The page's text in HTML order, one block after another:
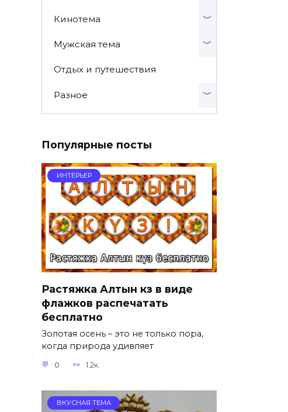
Кинотема
Мужская тема
Отдых и путешествия
Разное
Популярные посты
ИНТЕРЬЕР
Растяжка Алтын күз в виде
флажков распечатать
бесплатно
Золотая осень – это не только пора,
когда природа удивляет
0 1.2к.
ВКУСНАЯ ТЕМА